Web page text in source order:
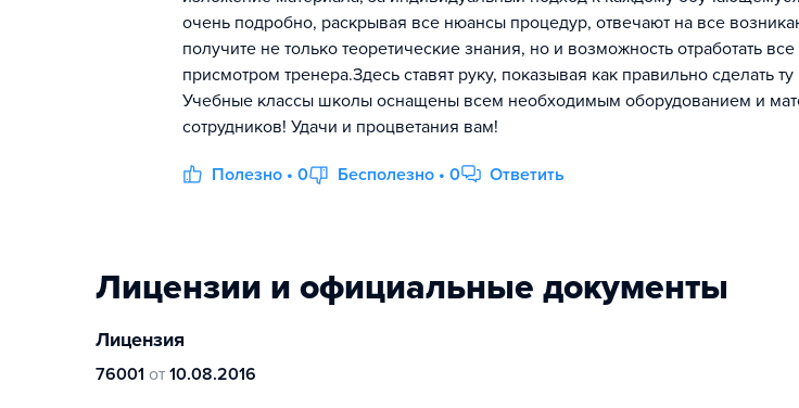
очень подробно, раскрывая все нюансы процедур, отвечают на все
получите не только теоретические знания, но и возможность отработать
присмотром тренера.Здесь ставят руку, показывая как правильно сделать
Учебные классы школы оснащены всем необходимым оборудованием и
сотрудников! Удачи и процветания вам!
Полезно • 0 Бесполезно • 0 Ответить
Лицензии и официальные документы
Лицензия
76001 от 10.08.2016